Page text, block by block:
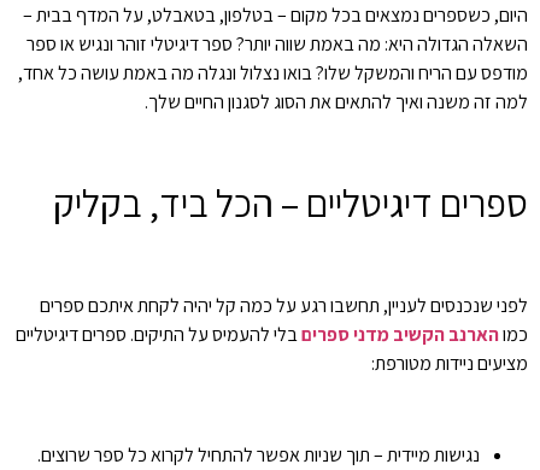
היום, כשספרים נמצאים בכל מקום – בטלפון, בטאבלט, על המדף בבית –
השאלה הגדולה היא: מה באמת שווה יותר? ספר דיגיטלי זוהר ונגיש או ספר
מודפס עם הריח והמשקל שלו? בואו נצלול ונגלה מה באמת עושה כל אחד,
למה זה משנה ואיך להתאים את הסוג לסגנון החיים שלך.
ספרים דיגיטליים – הכל ביד, בקליק
לפני שנכנסים לעניין, תחשבו רגע על כמה קל יהיה לקחת איתכם ספרים
כמוהארנב הקשיב מדני ספריםבלי להעמיס על התיקים. ספרים דיגיטליים
מציעים ניידות מטורפת:
נגישות מיידית – תוך שניות אפשר להתחיל לקרוא כל ספר שרוצים.